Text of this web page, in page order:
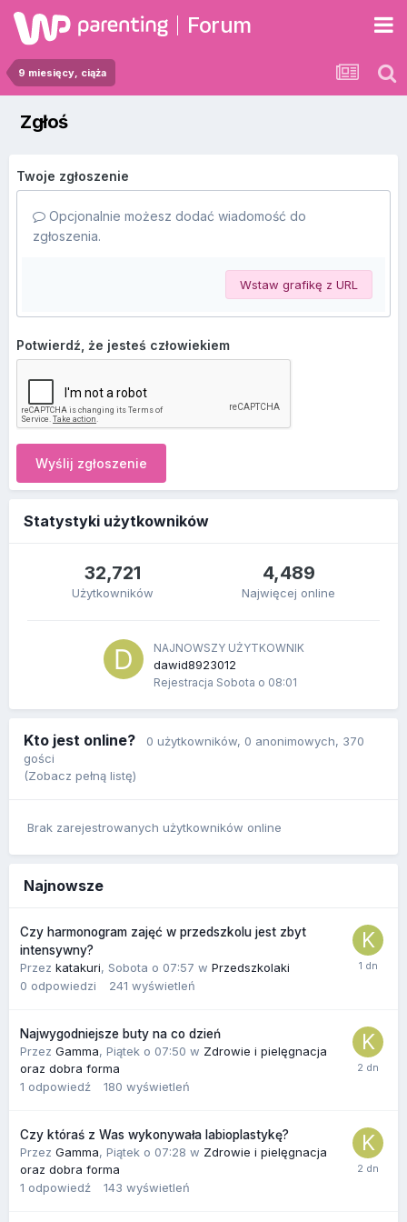
Forum
9 miesięcy, ciąża
Zgłoś
Twoje zgłoszenie
Opcjonalnie możesz dodać wiadomość do
zgłoszenia.
Wstaw grafikę z URL
Potwierdź, że jesteś człowiekiem
Wyślij zgłoszenie
Statystyki użytkowników
32,721
Użytkowników
4,489
Najwięcej online
NAJNOWSZY UŻYTKOWNIK
dawid8923012
Rejestracja Sobota o 08:01
Kto jest online? 0 użytkowników, 0 anonimowych, 370
gości
(Zobacz pełną listę)
Brak zarejestrowanych użytkowników online
Najnowsze
Czy harmonogram zajęć w przedszkolu jest zbyt
intensywny?
Przez katakuri, Sobota o 07:57 w Przedszkolaki
0 odpowiedzi 241 wyświetleń
Najwygodniejsze buty na co dzień
Przez Gamma, Piątek o 07:50 w Zdrowie i pielęgnacja
oraz dobra forma
1 odpowiedź 180 wyświetleń
Czy któraś z Was wykonywała labioplastykę?
Przez Gamma, Piątek o 07:28 w Zdrowie i pielęgnacja
oraz dobra forma
1 odpowiedź 143 wyświetleń